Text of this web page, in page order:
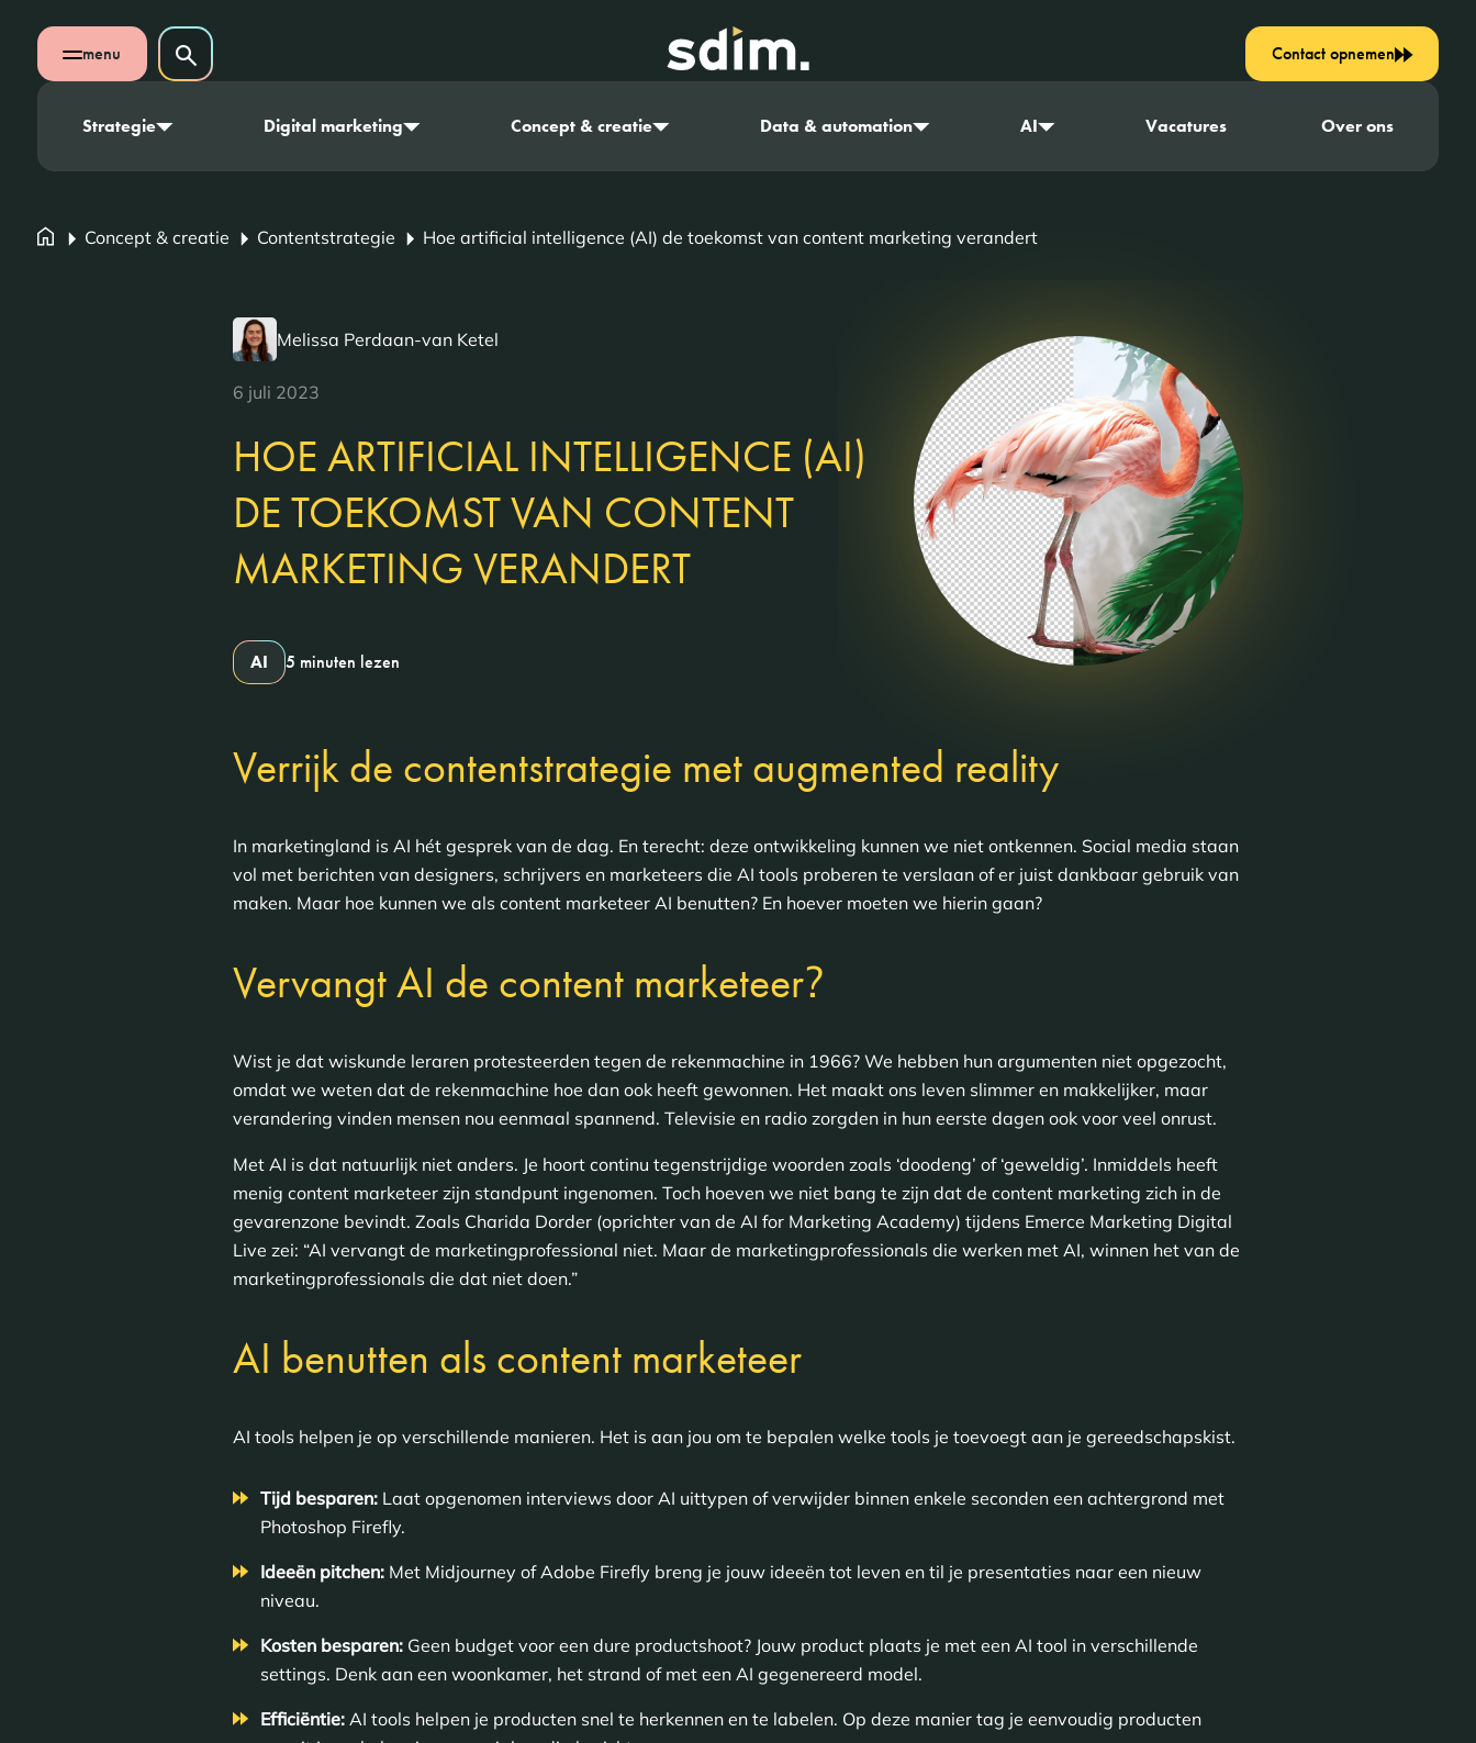
Navigatie overslaan
Open mobiel menu
menu Zoeken op website
Zoeken
Strategie Digital marketing Concept & creatie Data & automation AI Vacatures Over ons
Contact opnemen
Concept & creatie Contentstrategie Hoe artificial intelligence (AI) de toekomst van content marketing verandert
Melissa Perdaan-van Ketel
6 juli 2023
HOE ARTIFICIAL INTELLIGENCE (AI)
DE TOEKOMST VAN CONTENT
MARKETING VERANDERT
AI 5 minuten lezen
Verrijk de contentstrategie met augmented reality
In marketingland is AI hét gesprek van de dag. En terecht: deze ontwikkeling kunnen we niet ontkennen. Social media staan
vol met berichten van designers, schrijvers en marketeers die AI tools proberen te verslaan of er juist dankbaar gebruik van
maken. Maar hoe kunnen we als content marketeer AI benutten? En hoever moeten we hierin gaan?
Vervangt AI de content marketeer?
Wist je dat wiskunde leraren protesteerden tegen de rekenmachine in 1966? We hebben hun argumenten niet opgezocht,
omdat we weten dat de rekenmachine hoe dan ook heeft gewonnen. Het maakt ons leven slimmer en makkelijker, maar
verandering vinden mensen nou eenmaal spannend. Televisie en radio zorgden in hun eerste dagen ook voor veel onrust.
Met AI is dat natuurlijk niet anders. Je hoort continu tegenstrijdige woorden zoals ‘doodeng’ of ‘geweldig’. Inmiddels heeft
menig content marketeer zijn standpunt ingenomen. Toch hoeven we niet bang te zijn dat de content marketing zich in de
gevarenzone bevindt. Zoals Charida Dorder (oprichter van de AI for Marketing Academy) tijdens Emerce Marketing Digital
Live zei: “AI vervangt de marketingprofessional niet. Maar de marketingprofessionals die werken met AI, winnen het van de
marketingprofessionals die dat niet doen.”
AI benutten als content marketeer
AI tools helpen je op verschillende manieren. Het is aan jou om te bepalen welke tools je toevoegt aan je gereedschapskist.
Tijd besparen: Laat opgenomen interviews door AI uittypen of verwijder binnen enkele seconden een achtergrond met
Photoshop Firefly.
Ideeën pitchen:Met Midjourney of Adobe Firefly breng je jouw ideeën tot leven en til je presentaties naar een nieuw
niveau.
Kosten besparen:Geen budget voor een dure productshoot? Jouw product plaats je met een AI tool in verschillende
settings. Denk aan een woonkamer, het strand of met een AI gegenereerd model.
Efficiëntie:AI tools helpen je producten snel te herkennen en te labelen. Op deze manier tag je eenvoudig producten